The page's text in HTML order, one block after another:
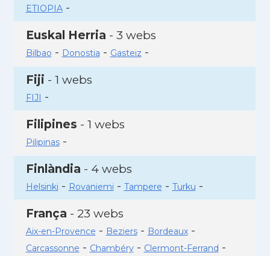
ETIOPIA-
Euskal Herria - 3 webs
Bilbao - Donostia - Gasteiz -
Fiji - 1 webs
FIJI -
Filipines - 1 webs
Pilipinas-
Finlàndia - 4 webs
Helsinki - Rovaniemi - Tampere - Turku -
França - 23 webs
Aix-en-Provence - Beziers- Bordeaux-
Carcassonne - Chambéry- Clermont-Ferrand -